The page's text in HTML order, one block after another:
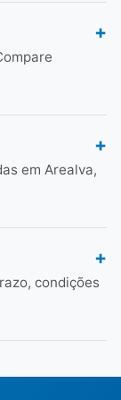
em Arealva,
condições